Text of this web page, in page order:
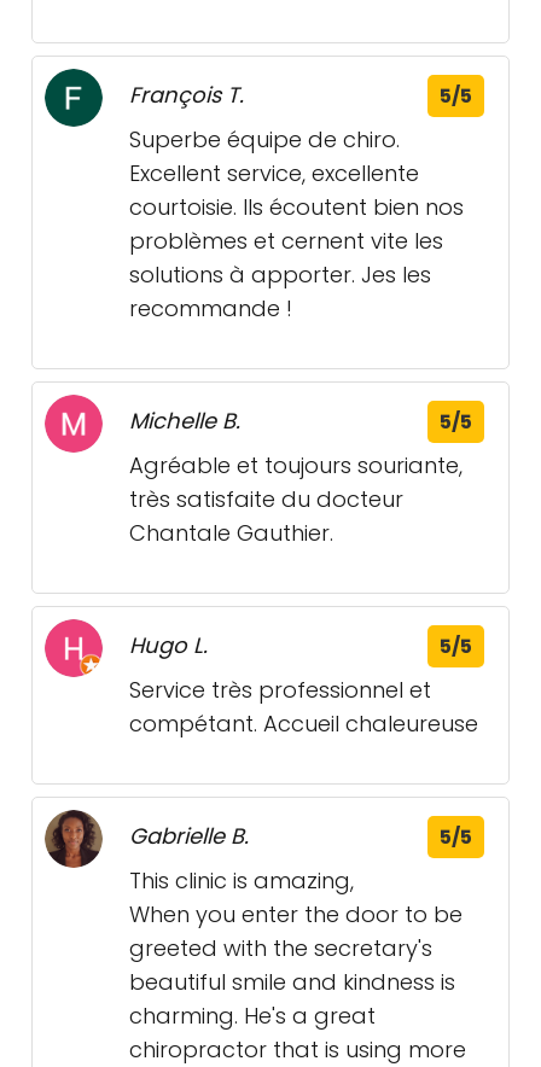
François T. 5/5
Superbe équipe de chiro.
Excellent service, excellente
courtoisie. Ils écoutent bien nos
problèmes et cernent vite les
solutions à apporter. Jes les
recommande !
Michelle B. 5/5
Agréable et toujours souriante,
très satisfaite du docteur
Chantale Gauthier.
Hugo L. 5/5
Service très professionnel et
compétant. Accueil chaleureuse
Gabrielle B. 5/5
This clinic is amazing,
When you enter the door to be
greeted with the secretary's
beautiful smile and kindness is
charming. He's a great
chiropractor that is using more